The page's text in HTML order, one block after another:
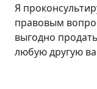
Я
правовым
выгодно
любую другую